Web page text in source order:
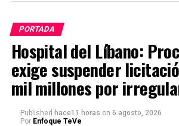
PORTADA
Hospital del Líbano:
exige suspender
mil millones por
Published hace11 horas on 6 agosto, 2026
Por Enfoque TeVe